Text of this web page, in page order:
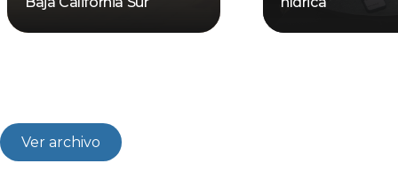
Ver archivo